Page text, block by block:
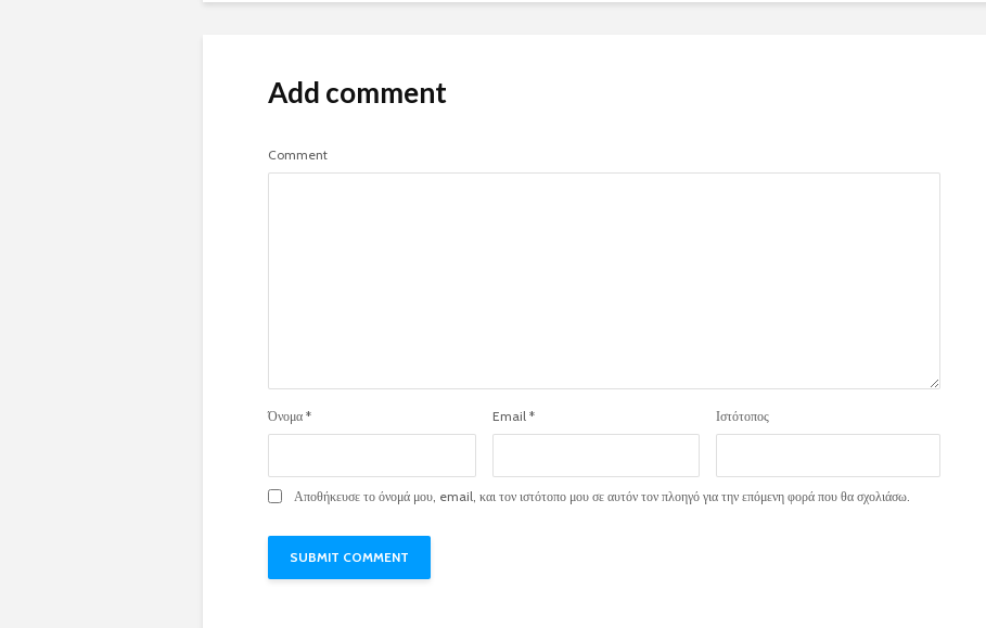
Add comment
Comment
Όνομα * Email * Ιστότοπος
Αποθήκευσε το όνομά μου, email, και τον ιστότοπο μου σε αυτόν τον πλοηγό για την επόμενη φορά που θα σχολιάσω.